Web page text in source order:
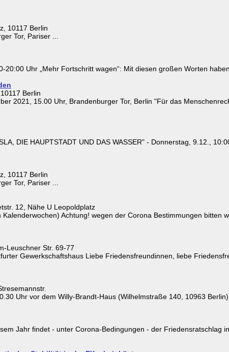
10117 Berlin
Tor, Pariser ...
Uhr „Mehr Fortschritt wagen“: Mit diesen großen Worten
Berlin
2021, 15.00 Uhr, Brandenburger Tor, Berlin "Für das
DIE HAUPTSTADT UND DAS WASSER" - Donnerstag, 9.12.,
10117 Berlin
Tor, Pariser ...
12, Nähe U Leopoldplatz
Achtung! wegen der Corona Bestimmungen bitten
Leuschner Str. 69-77
Gewerkschaftshaus Liebe Friedensfreundinnen, liebe
Uhr vor dem Willy-Brandt-Haus (Wilhelmstraße 140, 10963
Jahr findet - unter Corona-Bedingungen - der Friedensratschlag